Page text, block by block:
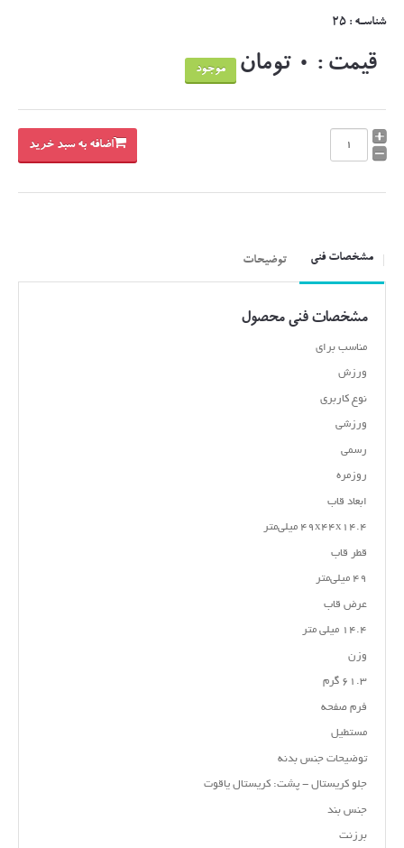
شناسـه : 25
قیمت : 0 تومان موجود
اضافه به سبد خرید
مشخصات فنی توضیحات
مشخصات فنی محصول
مناسب برای
ورزش
نوع کاربری
ورزشی
رسمی
روزمره
ابعاد قاب
۴۹x۴۴x۱۴.۴ میلی‌متر
قطر قاب
۴۹ میلی‌متر
عرض قاب
۱۴.۴ میلی متر
وزن
۶۱.۳ گرم
فرم صفحه
مستطیل
توضیحات جنس بدنه
جلو کریستال - پشت: کریستال یاقوت
جنس بند
برزنت